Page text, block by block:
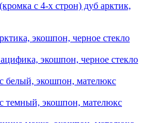
с 4-х строн) дуб арктик,
экошпон, черное стекло
экошпон, черное стекло
белый, экошпон, мателюкс
темный, экошпон, мателюкс